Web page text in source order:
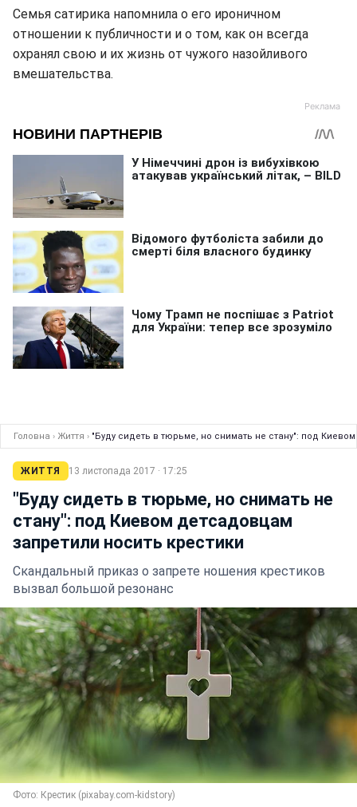
Семья сатирика напомнила о его ироничном
отношении к публичности и о том, как он всегда
охранял свою и их жизнь от чужого назойливого
вмешательства.
Головна › Життя › "Буду сидеть в тюрьме, но снимать не стану": под
ЖИТТЯ 13 листопада 2017 · 17:25
"Буду сидеть в тюрьме, но снимать не
стану": под Киевом детсадовцам
запретили носить крестики
Скандальный приказ о запрете ношения крестиков
вызвал большой резонанс
Фото: Крестик (pixabay.com-kidstory)